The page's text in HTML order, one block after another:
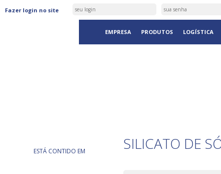
Fazer login no site
EMPRESA PRODUTOS LOGÍSTICA
ESTÁ CONTIDO EM SILICATO DE